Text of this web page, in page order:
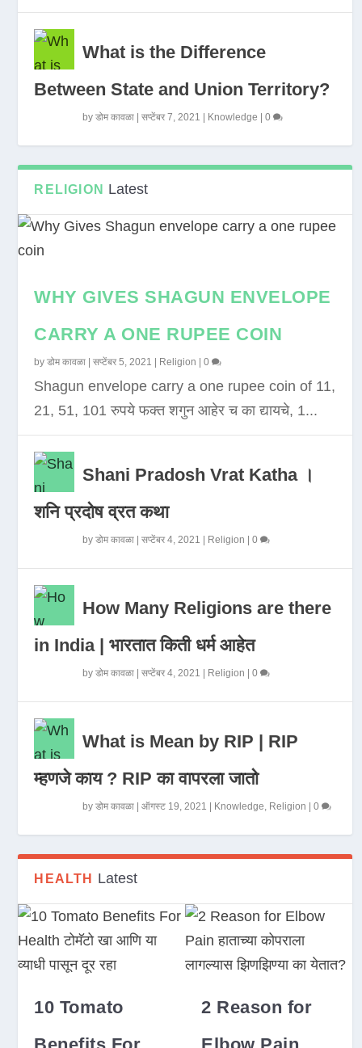
What is the Difference
Between State and Union Territory?
byडोम कावळा |सप्टेंबर 7, 2021 Knowledge |0
RELIGION Latest
WHY GIVES SHAGUN ENVELOPE
CARRY A ONE RUPEE COIN
byडोम कावळा |सप्टेंबर 5, 2021 Religion |0
Shagun envelope carry a one rupee coin of 11,
21, 51, 101 रुपये फक्त शगुन आहेर च का द्यायचे, 1...
Shani Pradosh Vrat Katha ।
शनि प्रदोष व्रत कथा
byडोम कावळा |सप्टेंबर 4, 2021 Religion |0
How Many Religions are there
in India | भारतात किती धर्म आहेत
byडोम कावळा |सप्टेंबर 4, 2021 Religion |0
What is Mean by RIP | RIP
म्हणजे काय ? RIP का वापरला जातो
byडोम कावळा |ऑगस्ट 19, 2021 Knowledge, Religion |0
HEALTH Latest
10 Tomato
2 Reason for